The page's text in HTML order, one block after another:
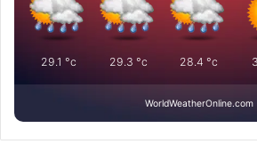
29.1 °c 29.3 °c 28.4 °c
WorldWeatherOnline.com